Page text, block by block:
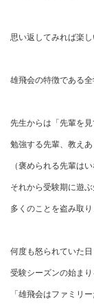
思い返してみれば楽し
雄飛会の特徴である
先生からは「先輩を
勉強する先輩、教え
（褒められる先輩は
それから受験期に遊ぶ
多くのことを盗み取り
何度も怒られていた日
受験シーズンの始まり
「雄飛会はファミリ